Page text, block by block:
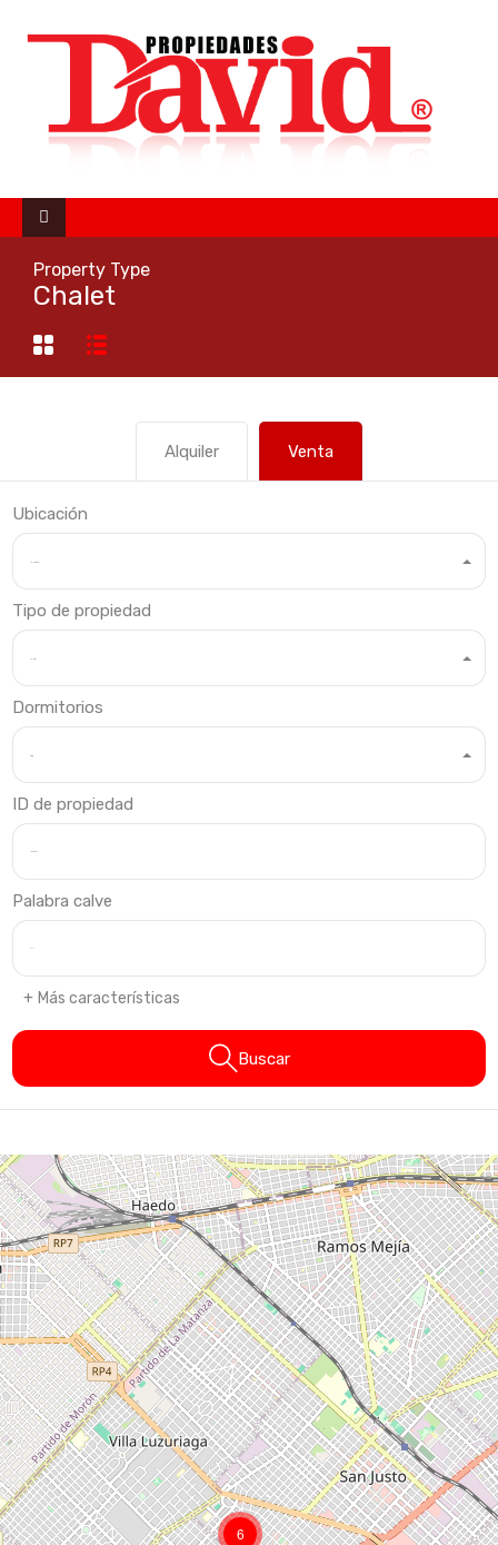
Property Type
Chalet
Alquiler Venta
Ubicación
Tipo de propiedad
Dormitorios
ID de propiedad
Palabra calve
Más características
Buscar
6